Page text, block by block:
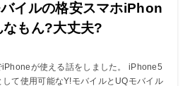
イルの格安スマホiPhon
もん?大丈夫?
が使える話をしました。 iPhone5
て使用可能なY!モバイルとUQモバイル